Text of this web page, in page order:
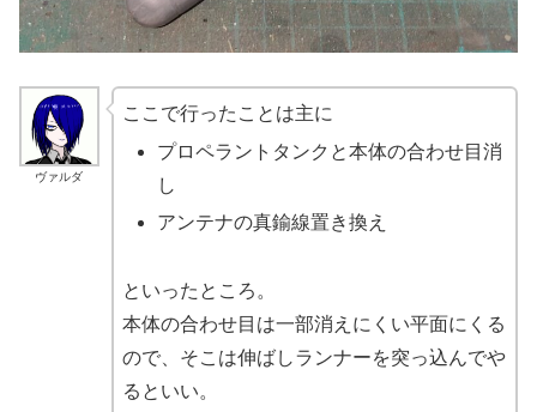
ヴァルダ
ここで行ったことは主に
プロペラントタンクと本体の合わせ目消
し
アンテナの真鍮線置き換え
といったところ。
本体の合わせ目は一部消えにくい平面にくる
ので、そこは伸ばしランナーを突っ込んでや
るといい。